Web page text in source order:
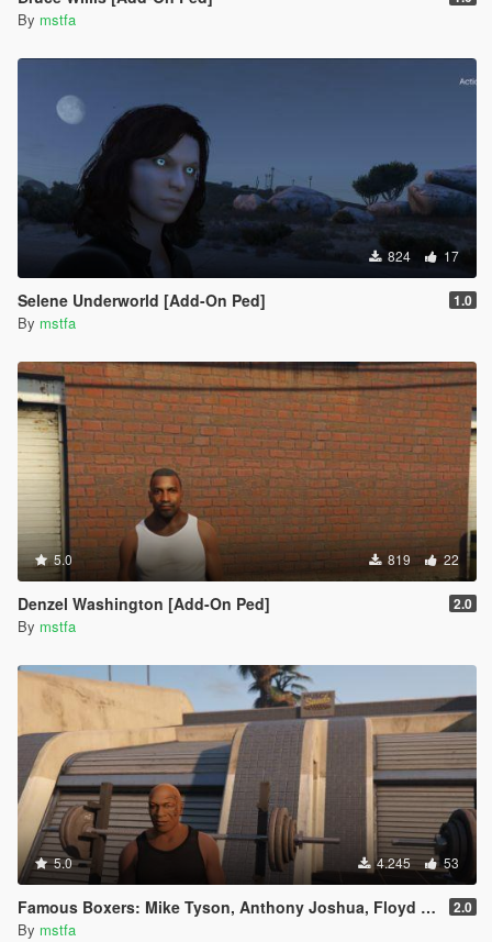
By mstfa
824 17
Selene Underworld [Add-On Ped] 1.0
By mstfa
5.0 819 22
Denzel Washington [Add-On Ped] 2.0
By mstfa
5.0 4.245 53
Famous Boxers: Mike Tyson, Anthony Joshua, Floyd Mayweather [Add-On Peds] 2.0
By mstfa